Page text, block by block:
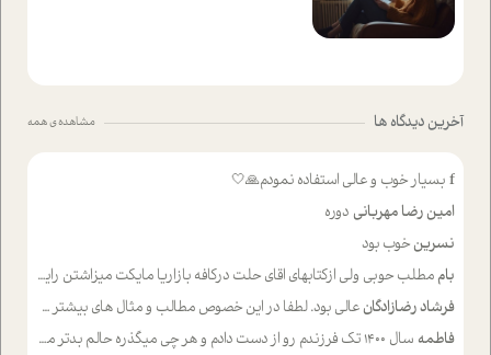
آخرین دیدگاه ها مشاهده ی همه
f بسیار خوب و عالی استفاده نمودم🙏🤍
امین رضا مهربانی دوره
نسرینخوب بود
بام مطلب حوبی ولی ازکتابهای اقای حلت درکافه بازاریا مایکت میزاشتن رایگان خوب بود ولی هرکدام خلاصه شده ش تومجله از طریق سایت هم خوبه اینکه درزیر اخرصفحه گذاشته شده خب ادم خبره میره نصب میکنه میخونه ولی هرکسی گوشیش ظرفیتش نداره باتشکر
فرشاد رضازادگان عالی بود. لطفا در این خصوص مطالب و مثال های بیشتر ی ارایه دهید
فاطمه سال ۱۴۰۰ تک فرزندم رو از دست دادم و هر چی میگذره حالم بدتر میشه و دلتنگتر تنایی رو ترجیح دادم و معاشرت برام سخت شده